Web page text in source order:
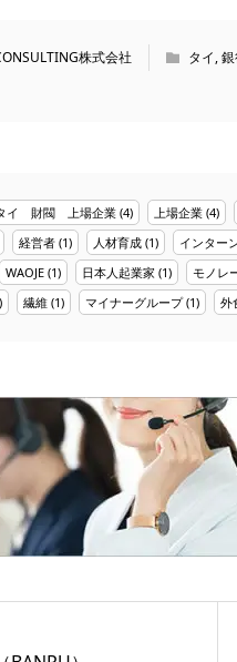
株式会社 タイ,
イ 財閥 上場企業 (4) 上場企業 (4)
経営者 (1) 人材育成 (1) インター
WAOJE (1) 日本人起業家 (1) モノレ
繊維 (1) マイナーグループ(1) 外